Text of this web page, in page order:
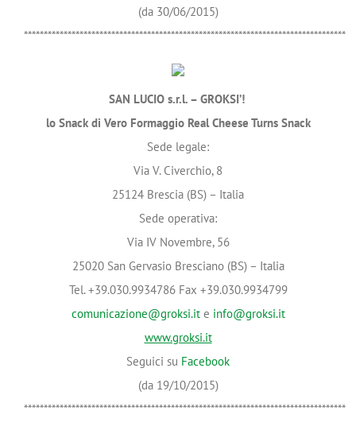
(da 30/06/2015)
*********************************************************************************
SAN LUCIO s.r.l. – GROKSI’!
lo Snack di Vero Formaggio Real Cheese Turns Snack
Sede legale:
Via V. Civerchio, 8
25124 Brescia (BS) – Italia
Sede operativa:
Via IV Novembre, 56
25020 San Gervasio Bresciano (BS) – Italia
Tel. +39.030.9934786 Fax +39.030.9934799
comunicazione@groksi.ite info@groksi.it
www.groksi.it
Seguici su Facebook
(da 19/10/2015)
*********************************************************************************